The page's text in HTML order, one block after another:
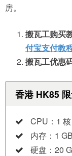
房。
搬瓦工购买
付宝支付教
搬瓦工优惠
香港 HK85
CPU：1 核
内存：1 GB
硬盘：20